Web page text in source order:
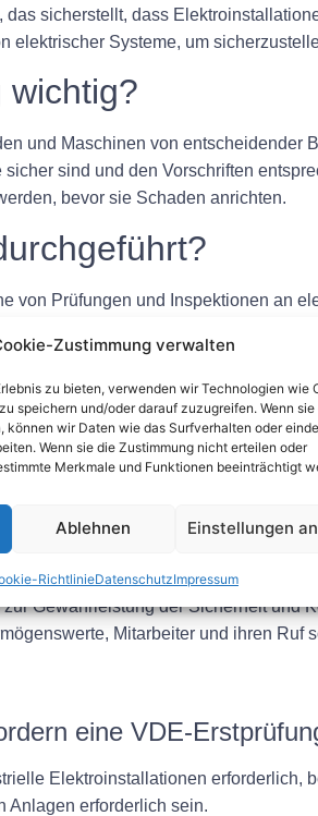
Zustimmung verwalten
zu bieten, verwenden wir Technologien wie
speichern und/oder darauf zuzugreifen. Wenn sie
können wir Daten wie das Surfverhalten oder
Wenn sie die Zustimmung nicht erteilen oder
Merkmale und Funktionen beeinträchtigt
Ablehnen Einstellungen
RichtlinieDatenschutzImpressum
sicherstellt, dass
Systeme, um
wichtig?
und Maschinen von entscheidender
sind und den Vorschriften
bevor sie Schaden anrichten.
von Prüfungen und Inspektionen an
und die Überprüfung der
Sicherheit und Compliance unter
hinaus können durch die
vermieden werden.
Gewährleistung der Sicherheit und
Mitarbeiter und ihren Ruf
eine VDE-
Elektroinstallationen erforderlich,
Anlagen erforderlich sein.